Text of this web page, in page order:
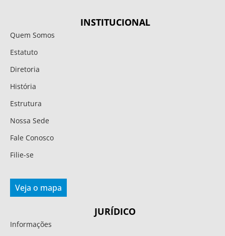
INSTITUCIONAL
Quem Somos
Estatuto
Diretoria
História
Estrutura
Nossa Sede
Fale Conosco
Filie-se
Veja o mapa
JURÍDICO
Informações